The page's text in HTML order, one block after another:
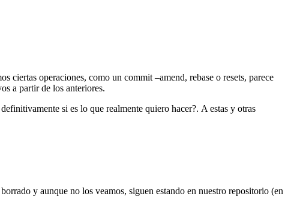
ciertas operaciones, como un commit –amend, rebase o resets, parece
a partir de los anteriores.
si es lo que realmente quiero hacer?. A estas y otras
y aunque no los veamos, siguen estando en nuestro repositorio (en